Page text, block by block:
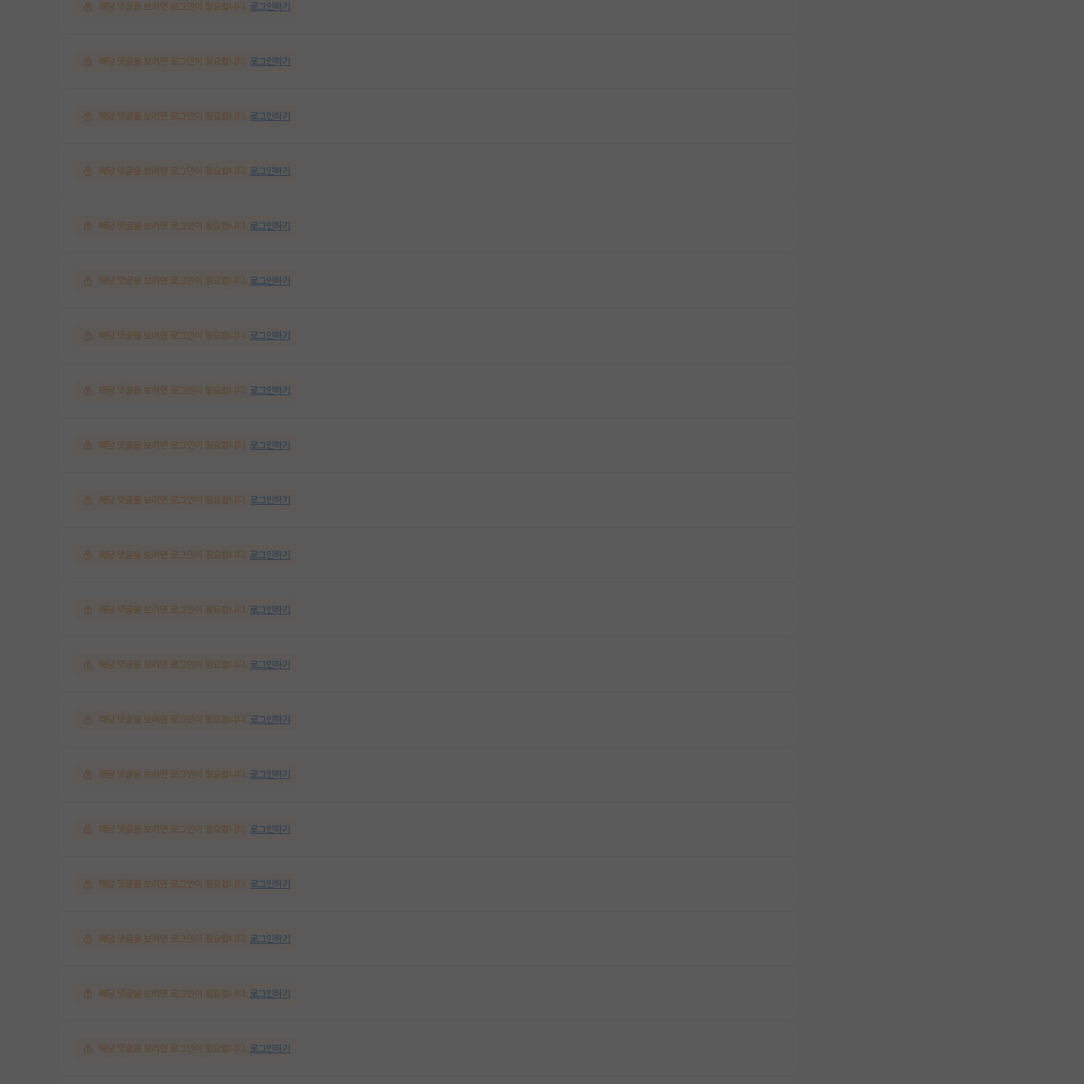
해당 댓글을 보려면 로그인이 필요합니다. 로그인하기
해당 댓글을 보려면 로그인이 필요합니다. 로그인하기
해당 댓글을 보려면 로그인이 필요합니다. 로그인하기
해당 댓글을 보려면 로그인이 필요합니다. 로그인하기
해당 댓글을 보려면 로그인이 필요합니다. 로그인하기
해당 댓글을 보려면 로그인이 필요합니다. 로그인하기
해당 댓글을 보려면 로그인이 필요합니다. 로그인하기
해당 댓글을 보려면 로그인이 필요합니다. 로그인하기
해당 댓글을 보려면 로그인이 필요합니다. 로그인하기
해당 댓글을 보려면 로그인이 필요합니다. 로그인하기
해당 댓글을 보려면 로그인이 필요합니다. 로그인하기
해당 댓글을 보려면 로그인이 필요합니다. 로그인하기
해당 댓글을 보려면 로그인이 필요합니다. 로그인하기
해당 댓글을 보려면 로그인이 필요합니다. 로그인하기
해당 댓글을 보려면 로그인이 필요합니다. 로그인하기
해당 댓글을 보려면 로그인이 필요합니다. 로그인하기
해당 댓글을 보려면 로그인이 필요합니다. 로그인하기
해당 댓글을 보려면 로그인이 필요합니다. 로그인하기
해당 댓글을 보려면 로그인이 필요합니다. 로그인하기
해당 댓글을 보려면 로그인이 필요합니다. 로그인하기